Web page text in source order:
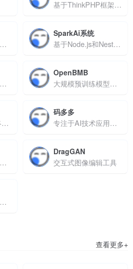
基于ThinkPHP框架开发的开源AI创作平台
基于角色的结构化提示词工具
SparkAi系统
基于Node.js和Nest.js构建的AIGC（生成式人工智能）平台
开源的高性能AI聊天机器人开发框架
OpenBMB
大规模预训练模型库及配套工具链
集成ChatGPT的终端代码提示工具，支持命令行交互
码多多
专注于AI技术应用的综合平台
中国公司研发的开源大语言模型
DragGAN
交互式图像编辑工具
字节跳动推出的AI驱动视频编辑系统
查看更多+